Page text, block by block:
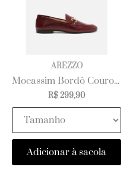
AREZZO
Mocassim Bordô Couro Bridão Metálico Básico
R$ 299,90
Adicionar à sacola